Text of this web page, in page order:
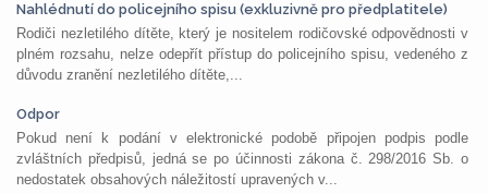
Nahlédnutí do policejního spisu (exkluzivně pro předplatitele)
Rodiči nezletilého dítěte, který je nositelem rodičovské odpovědnosti v
plném rozsahu, nelze odepřít přístup do policejního spisu, vedeného z
důvodu zranění nezletilého dítěte,...
Odpor
Pokud není k podání v elektronické podobě připojen podpis podle
zvláštních předpisů, jedná se po účinnosti zákona č. 298/2016 Sb. o
nedostatek obsahových náležitostí upravených v...